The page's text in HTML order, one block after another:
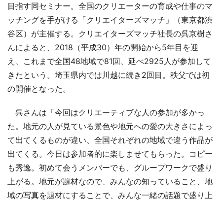
目指す同セミナー。全国のクリエーターの育成や仕事のマ
ッチングを手がける「クリエイターズマッチ」（東京都渋
谷区）が主催する。クリエイターズマッチ社長の呉京樹さ
んによると、2018（平成30）年の開始から5年目を迎
え、これまで全国48地域で81回、延べ2925人が参加して
きたという。埼玉県内では川越に続き2回目。秩父では初
の開催となった。
呉さんは「今回はクリエーティブな人の参加が多かっ
た。地元の人が見ている景色や地元への愛の大きさによっ
て出てくるものが違い、全国それぞれの地域で違う作品が
出てくる。今日は参加者的に楽しませてもらった。コピー
も秀逸。初めて会うメンバーでも、グループワークで盛り
上がる。地元が題材なので、みんなの知っていること、地
域の写真を題材にすることで、みんな一緒の話題で盛り上